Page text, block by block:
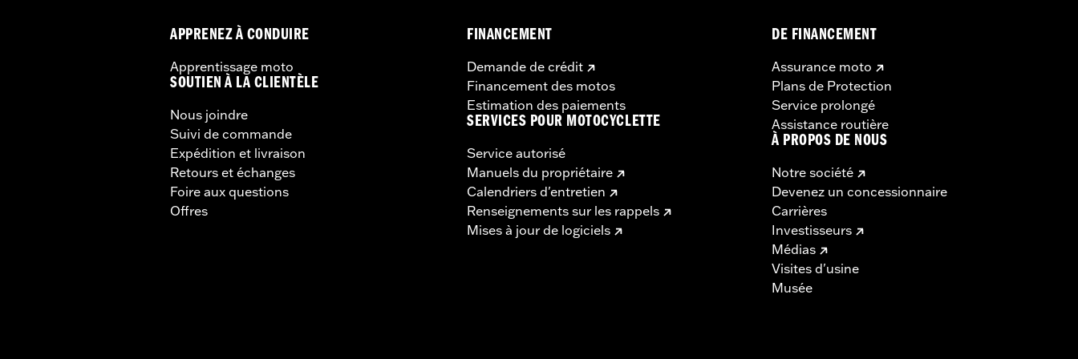
APPRENEZ À CONDUIRE
Apprentissage moto
SOUTIEN À LA CLIENTÈLE
Nous joindre
Suivi de commande
Expédition et livraison
Retours et échanges
Foire aux questions
Offres
FINANCEMENT
Demande de crédit
Financement des motos
Estimation des paiements
SERVICES POUR MOTOCYCLETTE
Service autorisé
Manuels du propriétaire
Calendriers d'entretien
Renseignements sur les rappels
Mises à jour de logiciels
DE FINANCEMENT
Assurance moto
Plans de Protection
Service prolongé
Assistance routière
À PROPOS DE NOUS
Notre société
Devenez un concessionnaire
Carrières
Investisseurs
Médias
Visites d'usine
Musée